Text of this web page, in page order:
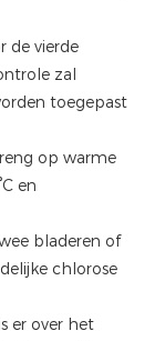
de vierde
zal
toegepast
op warme
en
bladeren of
chlorose
er over het